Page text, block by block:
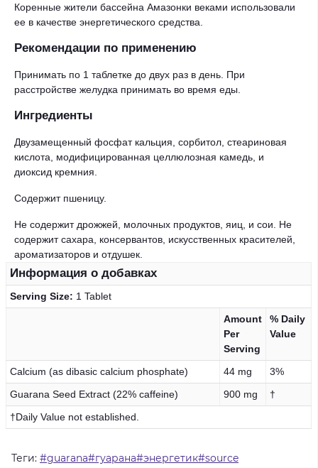
Коренные жители бассейна Амазонки веками использовали
ее в качестве энергетического средства.
Рекомендации по применению
Принимать по 1 таблетке до двух раз в день. При
расстройстве желудка принимать во время еды.
Ингредиенты
Двузамещенный фосфат кальция, сорбитол, стеариновая
кислота, модифицированная целлюлозная камедь, и
диоксид кремния.
Содержит пшеницу.
Не содержит дрожжей, молочных продуктов, яиц, и сои. Не
содержит сахара, консервантов, искусственных красителей,
ароматизаторов и отдушек.
Информация о добавках
Serving Size: 1 Tablet
Amount
Per
Serving
% Daily
Value
Calcium (as dibasic calcium phosphate) 44 mg
3%
Guarana Seed Extract (22% caffeine)
900 mg
†
†Daily Value not established.
Теги: #guarana#гуарана#энергетик#source